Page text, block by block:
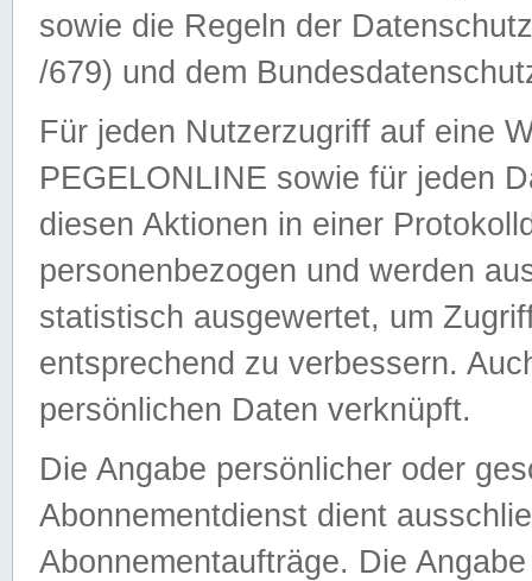
sowie die Regeln der
/679) und dem
Für jeden Nutzerzugriff auf eine
PEGELONLINE sowie für jeden
diesen Aktionen in einer
personenbezogen und werden
statistisch ausgewertet, um
entsprechend zu verbessern.
persönlichen Daten verknüpft.
Die Angabe persönlicher oder
Abonnementdienst dient
Abonnementaufträge. Die